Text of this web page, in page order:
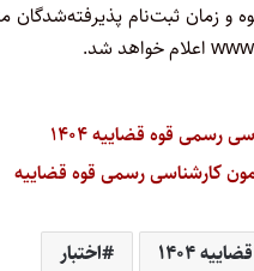
ثبت‌نام پذیرفته‌شدگان
رسمی قوه قضاییه ۱۴۰۴
کارشناسی رسمی قوه قضاییه
۱۴۰۴ اختبار